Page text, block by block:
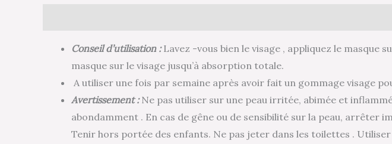
Conseil d’utilisation : Lavez -vous bien le visage , appliquez le masque
masque sur le visage jusqu’à absorption totale.
A utiliser une fois par semaine après avoir fait un gommage visage
Avertissement :Ne pas utiliser sur une peau irritée, abimée et
abondamment . En cas de gêne ou de sensibilité sur la peau, arrêter
Tenir hors portée des enfants. Ne pas jeter dans les toilettes .